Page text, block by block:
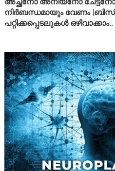
നിർബന്ധമായും വേണം
പറ്റിക്കപ്പെടലുകൾ ഒഴിവാക്കാം..